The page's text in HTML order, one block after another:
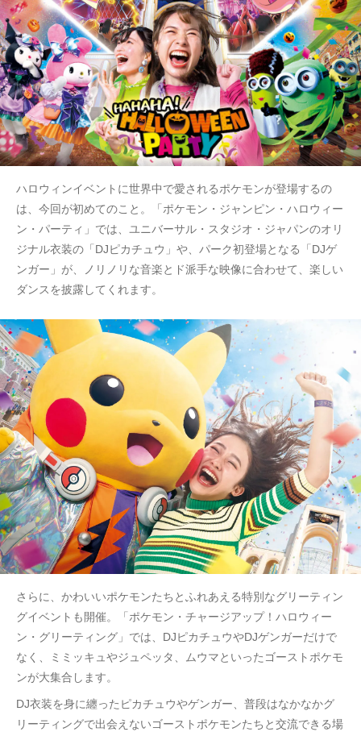
ハロウィンイベントに世界中で愛されるポケモンが登場するの
は、今回が初めてのこと。「ポケモン・ジャンピン・ハロウィー
ン・パーティ」では、ユニバーサル・スタジオ・ジャパンのオリ
ジナル衣装の「DJピカチュウ」や、パーク初登場となる「DJゲ
ンガー」が、ノリノリな音楽とド派手な映像に合わせて、楽しい
ダンスを披露してくれます。
さらに、かわいいポケモンたちとふれあえる特別なグリーティン
グイベントも開催。「ポケモン・チャージアップ！ハロウィー
ン・グリーティング」では、DJピカチュウやDJゲンガーだけで
なく、ミミッキュやジュペッタ、ムウマといったゴーストポケモ
ンが大集合します。
DJ衣装を身に纏ったピカチュウやゲンガー、普段はなかなかグ
リーティングで出会えないゴーストポケモンたちと交流できる場